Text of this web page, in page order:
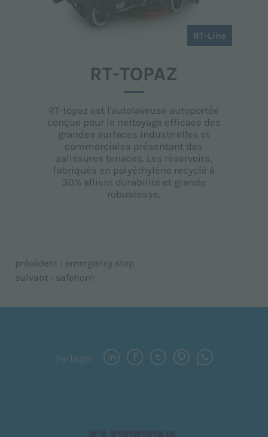
RT-Line
RT-TOPAZ
RT-topaz est l'autolaveuse autoportée
conçue pour le nettoyage efficace des
grandes surfaces industrielles et
commerciales présentant des
salissures tenaces. Les réservoirs,
fabriqués en polyéthylène recyclé à
30% allient durabilité et grande
robustesse.
précédent : emergency stop
suivant : safehorn
Partager